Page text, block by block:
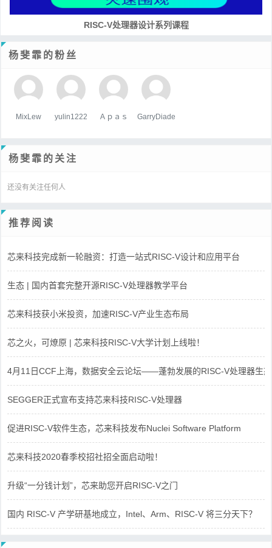
RISC-V处理器设计系列课程
杨斐霏的粉丝
MixLew yulin1222 Ａｐａｓ GarryDiade
杨斐霏的关注
还没有关注任何人
推荐阅读
芯来科技完成新一轮融资：打造一站式RISC-V设计和应用平台
生态 | 国内首套完整开源RISC-V处理器教学平台
芯来科技获小米投资，加速RISC-V产业生态布局
芯之火，可燎原 | 芯来科技RISC-V大学计划上线啦！
4月11日CCF上海，数据安全云论坛——蓬勃发展的RISC-V处理器生态
SEGGER正式宣布支持芯来科技RISC-V处理器
促进RISC-V软件生态，芯来科技发布Nuclei Software Platform
芯来科技2020春季校招社招全面启动啦！
升级“一分钱计划”，芯来助您开启RISC-V之门
国内 RISC-V 产学研基地成立，Intel、Arm、RISC-V 将三分天下？